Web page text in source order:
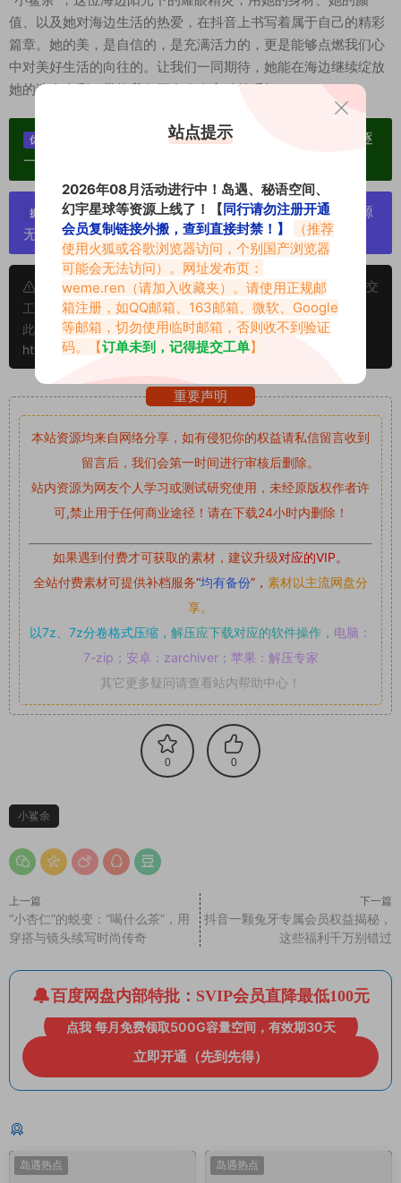
值、以及她对海边生活的热爱，在抖音上书写着属于自己的精彩
篇章。她的美，是自信的，是充满活力的，更是能够点燃我们心
中对美好生活的向往的。让我们一同期待，她能在海边继续绽放
她的迷人光彩，带给我们更多令人心动的瞬间！
优势：
单个博主作品统一整合分享、素材高度去重复、逐
一归档方便收藏！
提示：
严禁搬运资源链接，一经发现封号处理，素材资源
无露点、需求请绕道，关闭本站网页！
申明：本文资源均来源网友分享，若侵犯了您的权限可以提交
工单处理。
此外本文章皆属于原创文章，转载请注明出处！原文链接：
https://www.vmiba.com/20645.html
重要声明
本站资源均来自网络分享，如有侵犯你的权益请私信留言收到
留言后，我们会第一时间进行审核后删除。
站内资源为网友个人学习或测试研究使用，未经原版权作者许
可,禁止用于任何商业途径！请在下载24小时内删除！
如果遇到付费才可获取的素材，建议升级对应的VIP。
全站付费素材可提供补档服务“均有备份”， 素材以主流网盘分
享。
以7z、7z分卷格式压缩， 解压应下载对应的软件操作， 电脑：
7-zip；安卓：zarchiver；苹果：解压专家
其它更多疑问请查看站内帮助中心！
0 0
小鲨余
上一篇
“小杏仁”的蜕变：“喝什么茶”，用
穿搭与镜头续写时尚传奇
下一篇
抖音一颗兔牙专属会员权益揭秘，
这些福利千万别错过
百度网盘内部特批：SVIP会员直降最低100元
点我 每月免费领取500G容量空间，有效期30天
立即开通（先到先得）
岛遇热点 岛遇热点
站点提示
2026年08月活动进行中！岛遇、秘语空间、
幻宇星球等资源上线了！【同行请勿注册开通
会员复制链接外搬，查到直接封禁！】
（推荐
使用火狐或谷歌浏览器访问，个别国产浏览器
可能会无法访问）。网址发布页：
weme.ren （请加入收藏夹）。请使用正规邮
箱注册，如QQ邮箱、163邮箱、微软、Google
等邮箱，切勿使用临时邮箱，否则收不到验证
码。【订单未到，记得提交工单】